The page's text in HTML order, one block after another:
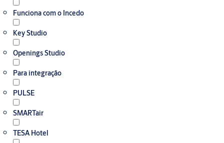
Funciona com o Incedo
Key Studio
Openings Studio
Para integração
PULSE
SMARTair
TESA Hotel